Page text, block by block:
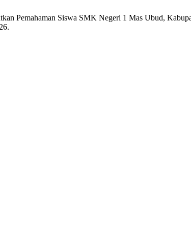
Pemahaman Siswa SMK Negeri 1 Mas Ubud,